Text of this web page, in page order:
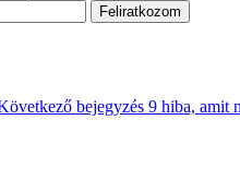
bejegyzés 9 hiba, amit